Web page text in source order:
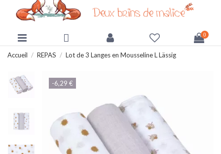
0
Accueil REPAS Lot de 3 Langes en Mousseline L Lässig
-6,29 €